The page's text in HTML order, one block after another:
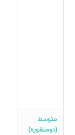
متوسط
(دومنظوره)